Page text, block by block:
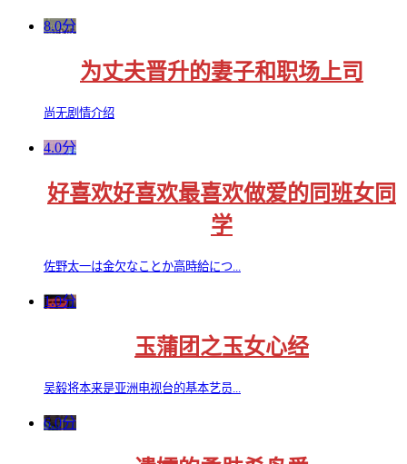
8.0分
为丈夫晋升的妻子和职场上司
尚无剧情介绍
4.0分
好喜欢好喜欢最喜欢做爱的同班女同
学
佐野太一は金欠なことか高時給につ...
1.0分
玉蒲团之玉女心经
吴毅将本来是亚洲电视台的基本艺员...
6.0分